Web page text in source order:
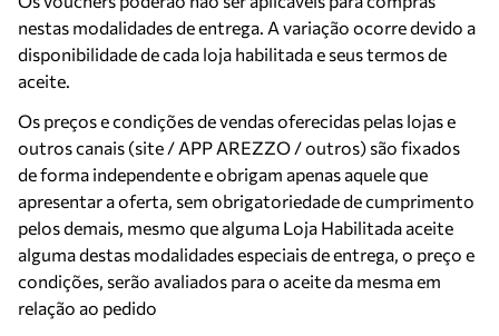
nestas modalidades de entrega. A variação ocorre devido a
disponibilidade de cada loja habilitada e seus termos de
aceite.
Os preços e condições de vendas oferecidas pelas lojas e
outros canais (site / APP AREZZO / outros) são fixados
de forma independente e obrigam apenas aquele que
apresentar a oferta, sem obrigatoriedade de cumprimento
pelos demais, mesmo que alguma Loja Habilitada aceite
alguma destas modalidades especiais de entrega, o preço e
condições, serão avaliados para o aceite da mesma em
relação ao pedido